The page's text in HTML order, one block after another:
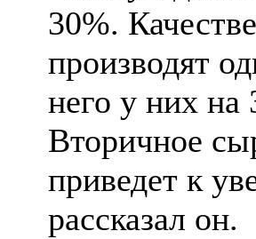
30%.
производят
него у них
Вторичное
приведет к
рассказал он.